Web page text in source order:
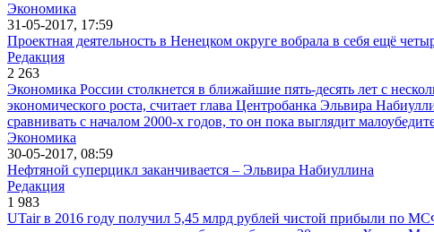
Экономика
31-05-2017, 17:59
Проектная деятельность в Ненецком округе вобрала в себя ещё
Редакция
2 263
Экономика России столкнется в ближайшие пять-десять лет с
экономического роста, считает глава Центробанка Эльвира
сравнивать с началом 2000-х годов, то он пока выглядит
Экономика
30-05-2017, 08:59
Нефтяной суперцикл заканчивается – Эльвира Набиуллина
Редакция
1 983
UTair в 2016 году получил 5,45 млрд рублей чистой прибыли по